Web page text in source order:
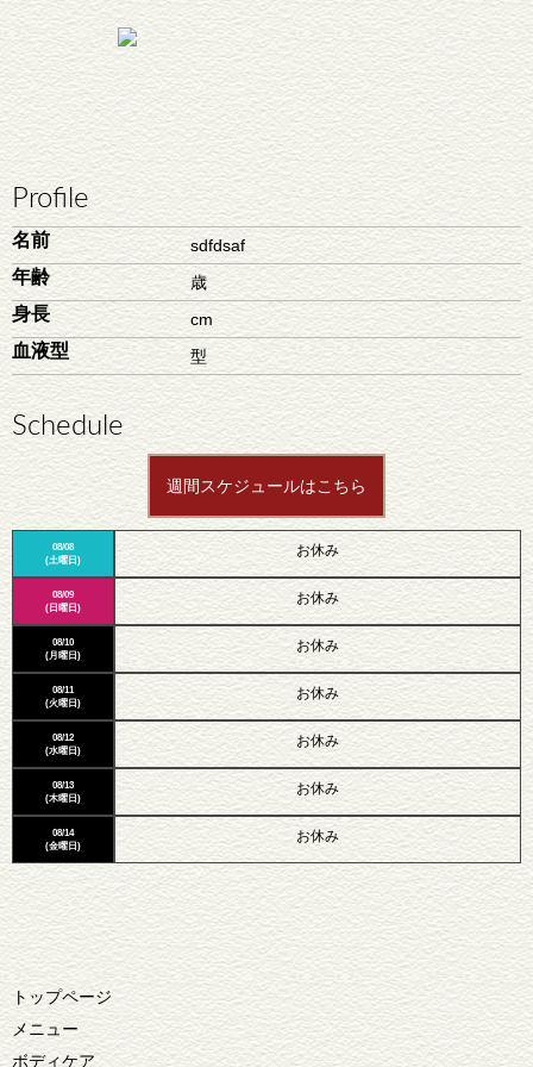
Profile
名前 sdfdsaf
年齢 歳
身長 cm
血液型 型
Schedule
週間スケジュールはこちら
08/08
(土曜日)
08/09
(日曜日)
08/10
(月曜日)
08/11
(火曜日)
08/12
(水曜日)
08/13
(木曜日)
08/14
(金曜日)
お休み
お休み
お休み
お休み
お休み
お休み
お休み
トップページ
メニュー
ボディケア